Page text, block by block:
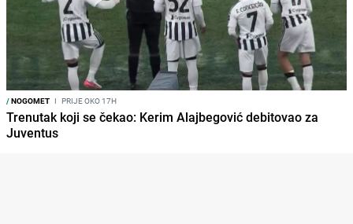
/NOGOMET I PRIJE OKO 17H
Trenutak koji se čekao: Kerim Alajbegović debitovao za
Juventus